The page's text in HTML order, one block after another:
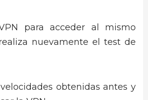
para acceder al mismo
nuevamente el test de
obtenidas antes y